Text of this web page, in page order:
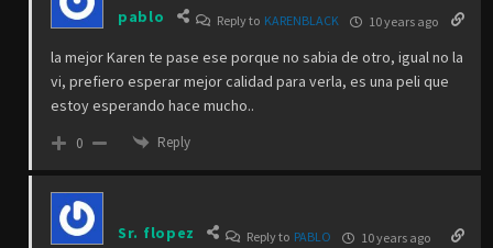
pablo Reply to KARENBLACK 10 years ago
la mejor Karen te pase ese porque no sabia de otro, igual no la
vi, prefiero esperar mejor calidad para verla, es una peli que
estoy esperando hace mucho..
0 Reply
Sr. flopez Reply to PABLO 10 years ago